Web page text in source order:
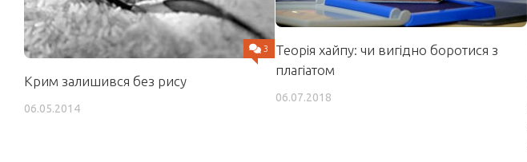
3
Крим залишився без рису
06.05.2014
Теорія хайпу: чи вигідно боротися з
плагіатом
06.07.2018